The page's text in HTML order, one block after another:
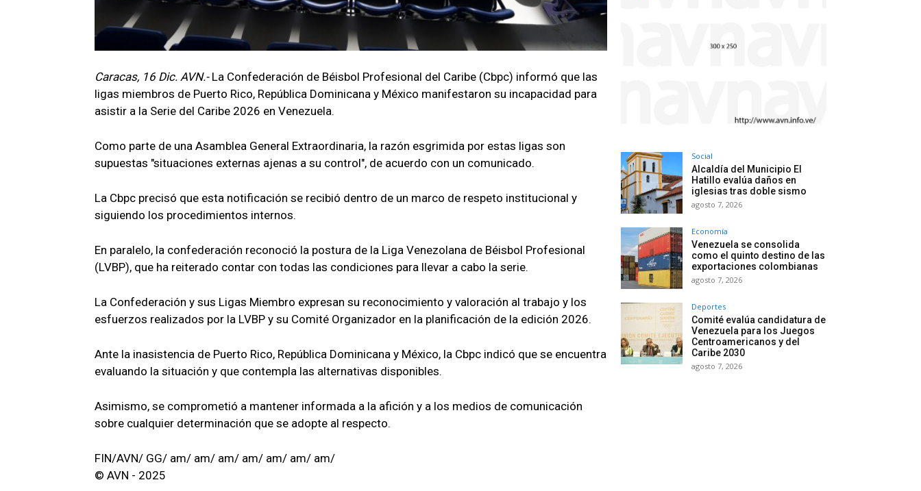
Caracas, 16 Dic. AVN.- La Confederación de Béisbol Profesional del Caribe (Cbpc) informó que las
ligas miembros de Puerto Rico, República Dominicana y México manifestaron su incapacidad para
asistir a la Serie del Caribe 2026 en Venezuela.
Como parte de una Asamblea General Extraordinaria, la razón esgrimida por estas ligas son
supuestas "situaciones externas ajenas a su control", de acuerdo con un comunicado.
La Cbpc precisó que esta notificación se recibió dentro de un marco de respeto institucional y
siguiendo los procedimientos internos.
En paralelo, la confederación reconoció la postura de la Liga Venezolana de Béisbol Profesional
(LVBP), que ha reiterado contar con todas las condiciones para llevar a cabo la serie.
La Confederación y sus Ligas Miembro expresan su reconocimiento y valoración al trabajo y los
esfuerzos realizados por la LVBP y su Comité Organizador en la planificación de la edición 2026.
Ante la inasistencia de Puerto Rico, República Dominicana y México, la Cbpc indicó que se encuentra
evaluando la situación y que contempla las alternativas disponibles.
Asimismo, se comprometió a mantener informada a la afición y a los medios de comunicación
sobre cualquier determinación que se adopte al respecto.
FIN/AVN/ GG/ am/ am/ am/ am/ am/ am/ am/
© AVN - 2025
Social
Alcaldía del Municipio El
Hatillo evalúa daños en
iglesias tras doble sismo
agosto 7, 2026
Economía
Venezuela se consolida
como el quinto destino de las
exportaciones colombianas
agosto 7, 2026
Deportes
Comité evalúa candidatura de
Venezuela para los Juegos
Centroamericanos y del
Caribe 2030
agosto 7, 2026